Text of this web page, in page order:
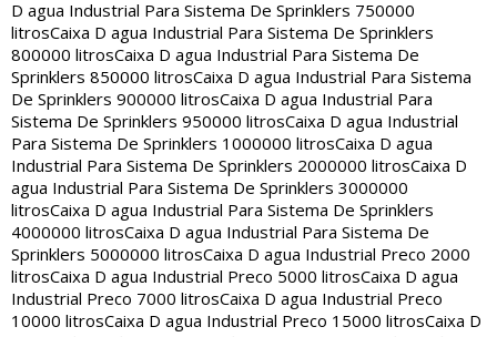
D agua Industrial Para Sistema De Sprinklers 750000
litrosCaixa D agua Industrial Para Sistema De Sprinklers
800000 litrosCaixa D agua Industrial Para Sistema De
Sprinklers 850000 litrosCaixa D agua Industrial Para Sistema
De Sprinklers 900000 litrosCaixa D agua Industrial Para
Sistema De Sprinklers 950000 litrosCaixa D agua Industrial
Para Sistema De Sprinklers 1000000 litrosCaixa D agua
Industrial Para Sistema De Sprinklers 2000000 litrosCaixa D
agua Industrial Para Sistema De Sprinklers 3000000
litrosCaixa D agua Industrial Para Sistema De Sprinklers
4000000 litrosCaixa D agua Industrial Para Sistema De
Sprinklers 5000000 litrosCaixa D agua Industrial Preco 2000
litrosCaixa D agua Industrial Preco 5000 litrosCaixa D agua
Industrial Preco 7000 litrosCaixa D agua Industrial Preco
10000 litrosCaixa D agua Industrial Preco 15000 litrosCaixa D